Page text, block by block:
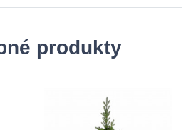
produkty